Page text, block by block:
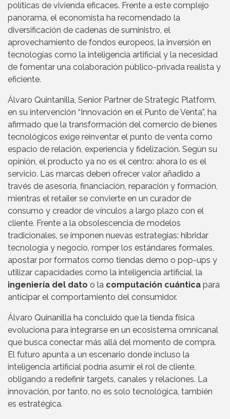
políticas de vivienda eficaces. Frente a este complejo
panorama, el economista ha recomendado la
diversificación de cadenas de suministro, el
aprovechamiento de fondos europeos, la inversión en
tecnologías como la inteligencia artificial y la necesidad
de fomentar una colaboración público-privada realista y
eficiente.
Álvaro Quintanilla, Senior Partner de Strategic Platform,
en su intervención “Innovación en el Punto de Venta”, ha
afirmado que la transformación del comercio de bienes
tecnológicos exige reinventar el punto de venta como
espacio de relación, experiencia y fidelización. Según su
opinión, el producto ya no es el centro: ahora lo es el
servicio. Las marcas deben ofrecer valor añadido a
través de asesoría, financiación, reparación y formación,
mientras el retailer se convierte en un curador de
consumo y creador de vínculos a largo plazo con el
cliente. Frente a la obsolescencia de modelos
tradicionales, se imponen nuevas estrategias: hibridar
tecnología y negocio, romper los estándares formales,
apostar por formatos como tiendas demo o pop-ups y
utilizar capacidades como la inteligencia artificial, la
ingeniería del dato o la computación cuántica para
anticipar el comportamiento del consumidor.
Álvaro Quinanilla ha concluido que la tienda física
evoluciona para integrarse en un ecosistema omnicanal
que busca conectar más allá del momento de compra.
El futuro apunta a un escenario donde incluso la
inteligencia artificial podría asumir el rol de cliente,
obligando a redefinir targets, canales y relaciones. La
innovación, por tanto, no es solo tecnológica, también
es estratégica.